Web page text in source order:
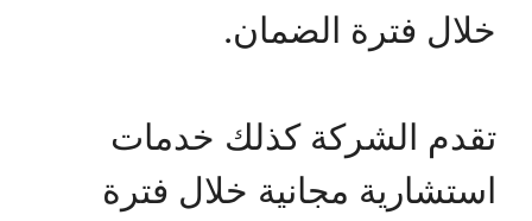
خلال فترة الضمان.
تقدم الشركة كذلك خدمات
استشارية مجانية خلال فترة